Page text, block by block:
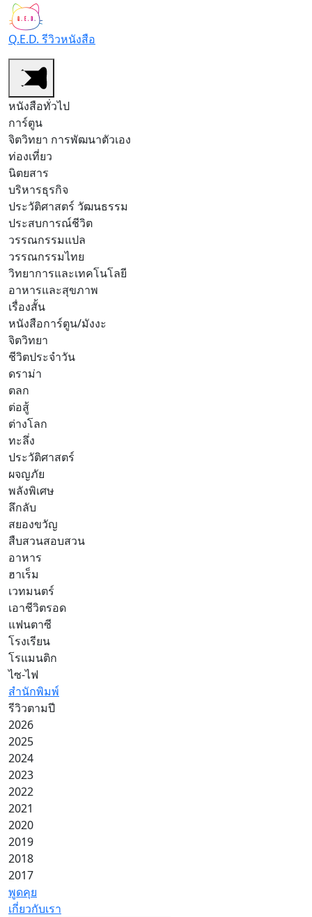
Q.E.D. รีวิวหนังสือ
หนังสือทั่วไป
การ์ตูน
จิตวิทยา การพัฒนาตัวเอง
ท่องเที่ยว
นิตยสาร
บริหารธุรกิจ
ประวัติศาสตร์ วัฒนธรรม
ประสบการณ์ชีวิต
วรรณกรรมแปล
วรรณกรรมไทย
วิทยาการและเทคโนโลยี
อาหารและสุขภาพ
เรื่องสั้น
หนังสือการ์ตูน/มังงะ
จิตวิทยา
ชีวิตประจำวัน
ดราม่า
ตลก
ต่อสู้
ต่างโลก
ทะลึ่ง
ประวัติศาสตร์
ผจญภัย
พลังพิเศษ
ลึกลับ
สยองขวัญ
สืบสวนสอบสวน
อาหาร
ฮาเร็ม
เวทมนตร์
เอาชีวิตรอด
แฟนตาซี
โรงเรียน
โรแมนติก
ไซ-ไฟ
สำนักพิมพ์
รีวิวตามปี
2026
2025
2024
2023
2022
2021
2020
2019
2018
2017
พูดคุย
เกี่ยวกับเรา